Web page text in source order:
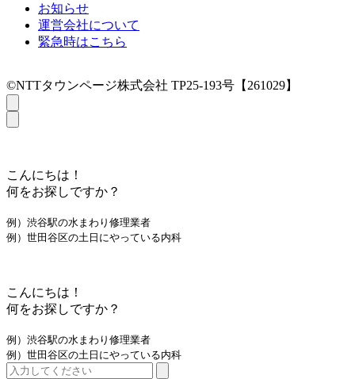
お知らせ
運営会社について
緊急時はこちら
©NTTタウンページ株式会社 TP25-193号【261029】
こんにちは！
何をお探しですか？
例）渋谷駅の水まわり修理業者
例）世田谷区の土日にやっている内科
こんにちは！
何をお探しですか？
例）渋谷駅の水まわり修理業者
例）世田谷区の土日にやっている内科